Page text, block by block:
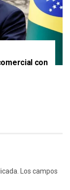
con
Los campos